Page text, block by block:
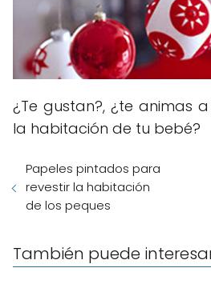
¿Te gustan?, ¿te animas
la habitación de tu bebé?
Papeles pintados para
revestir la habitación
de los peques
También puede